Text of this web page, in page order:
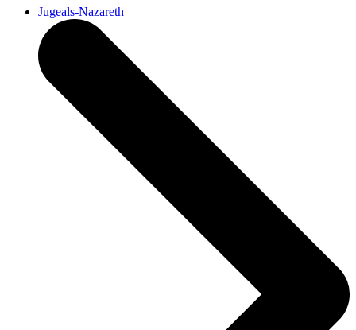
Jugeals-Nazareth